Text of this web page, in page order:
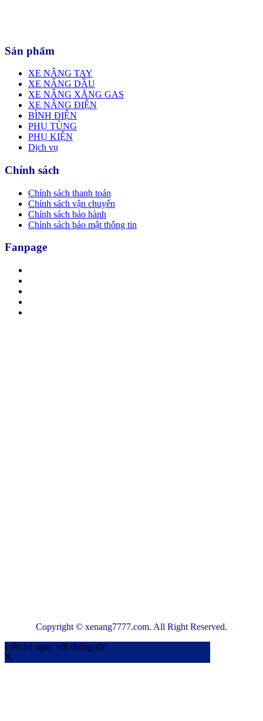
Sản phẩm
XE NÂNG TAY
XE NÂNG DẦU
XE NÂNG XĂNG GAS
XE NÂNG ĐIỆN
BÌNH ĐIỆN
PHỤ TÙNG
PHỤ KIỆN
Dịch vụ
Chính sách
Chính sách thanh toán
Chính sách vận chuyển
Chính sách bảo hành
Chính sách bảo mật thông tin
Fanpage
Copyright © xenang7777.com. All Right Reserved.
Liên hệ ngay với chúng tôi!